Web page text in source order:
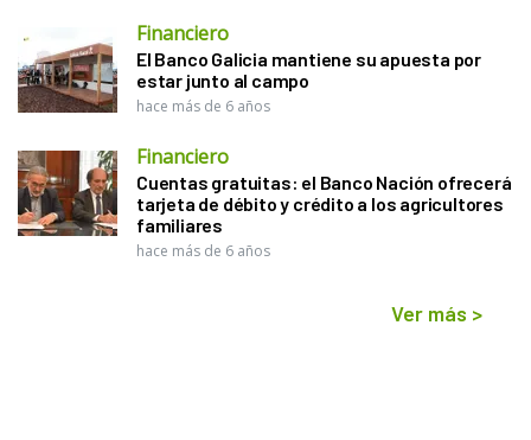
Financiero
El Banco Galicia mantiene su apuesta por
estar junto al campo
hace más de 6 años
Financiero
Cuentas gratuitas: el Banco Nación ofrecerá
tarjeta de débito y crédito a los agricultores
familiares
hace más de 6 años
Ver más >